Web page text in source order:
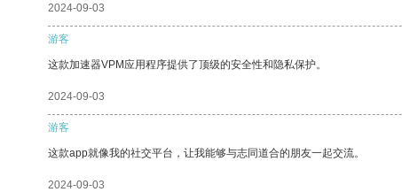
2024-09-03
游客
这款加速器VPM应用程序提供了顶级的安全性和隐私保护。
2024-09-03
游客
这款app就像我的社交平台，让我能够与志同道合的朋友一起交流。
2024-09-03